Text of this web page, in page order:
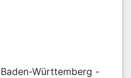
Württemberg -